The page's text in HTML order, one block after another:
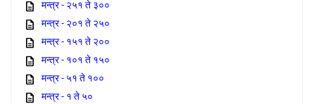
मन्त्र - २५१ ते ३००
मन्त्र - २०१ ते २५०
मन्त्र - १५१ ते २००
मन्त्र - १०१ ते १५०
मन्त्र - ५१ ते १००
मन्त्र - १ ते ५०